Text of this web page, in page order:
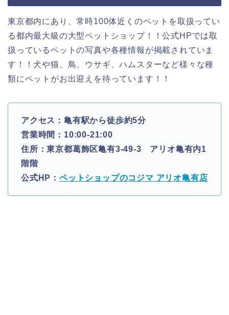
東京都内にあり、常時100体近くのペットを取扱ってい
る都内最大級の大型ペットショップ！！公式HPでは取
扱っているペットの写真や各種情報が掲載されていま
す！！犬や猫、鳥、ウサギ、ハムスターなど様々な種
類にペットがお出迎えを待っています！！
アクセス：亀有駅から徒歩約5分
営業時間：10:00-21:00
住所：東京都葛飾区亀有3-49-3 アリオ亀有内1
階階
公式HP： ペットショップのコジマ アリオ亀有店